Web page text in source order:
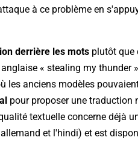
à ce problème en
derrière les mots plutôt que
« stealing my thunder
les anciens modèles
pour proposer une traduction
textuelle concerne déjà
et l'hindi) et est